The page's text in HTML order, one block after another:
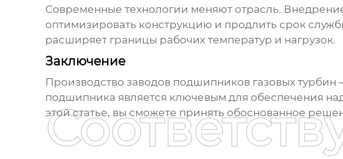
Современные технологии меняют отрасль.
оптимизировать конструкцию и продлить срок
расширяет границы рабочих температур и нагрузок.
Заключение
Производство заводов подшипников газовых турбин
подшипника является ключевым для обеспечения
этой статье, вы сможете принять обоснованное